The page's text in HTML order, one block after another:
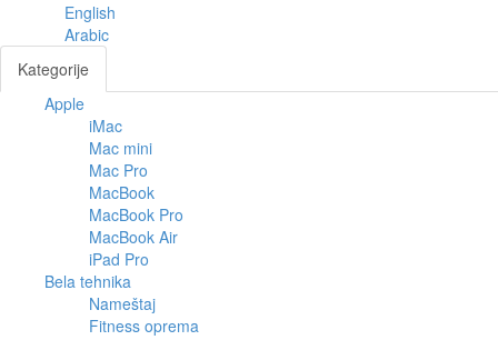
English
Arabic
Kategorije
Apple
iMac
Mac mini
Mac Pro
MacBook
MacBook Pro
MacBook Air
iPad Pro
Bela tehnika
Nameštaj
Fitness oprema